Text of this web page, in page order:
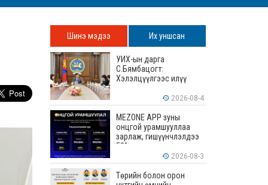
Шинэ мэдээ Их уншсан
УИХ-ын дарга
С.Бямбацогт:
Хэлэлцүүлгээс илүү
илүү бодит үр дүн чухал
2026-08-4
MEZONE APP зуны
онцгой урамшууллаа
зарлаж, гишүүнчлэлдээ
50% хүртэлх хөнгөлөлт
үзүүлж эхэллээ 2026-08-3
Төрийн болон орон